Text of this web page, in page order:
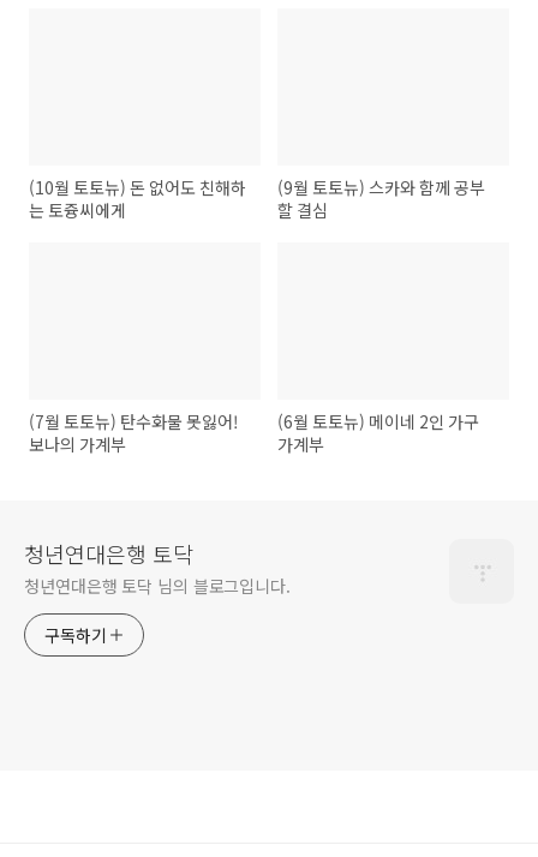
(10월 토토뉴) 돈 없어도 친해하
는 토즁씨에게
(9월 토토뉴) 스카와 함께 공부
할 결심
(7월 토토뉴) 탄수화물 못잃어!
보나의 가계부
(6월 토토뉴) 메이네 2인 가구
가계부
청년연대은행 토닥
청년연대은행 토닥 님의 블로그입니다.
구독하기